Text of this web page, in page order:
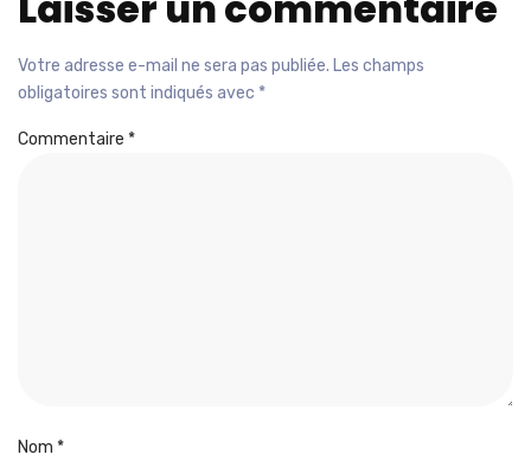
Votre adresse e-mail ne sera pas publiée. Les champs
obligatoires sont indiqués avec *
Commentaire *
Nom *